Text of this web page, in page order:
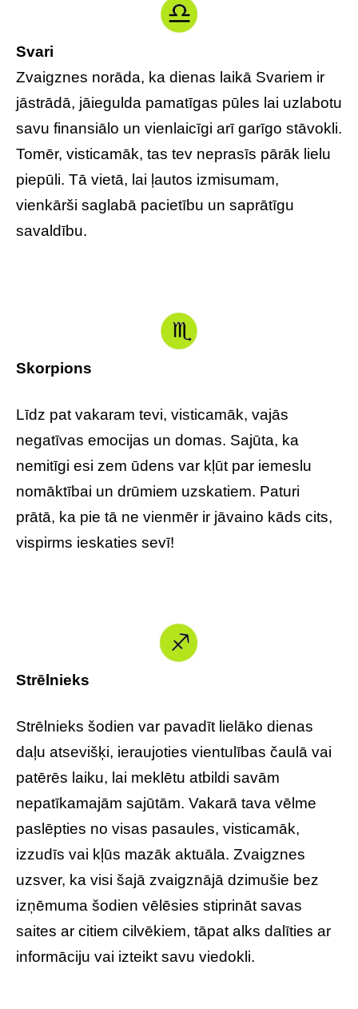
Svari
Zvaigznes norāda, ka dienas laikā Svariem ir
jāstrādā, jāiegulda pamatīgas pūles lai uzlabotu
savu finansiālo un vienlaicīgi arī garīgo stāvokli.
Tomēr, visticamāk, tas tev neprasīs pārāk lielu
piepūli. Tā vietā, lai ļautos izmisumam,
vienkārši saglabā pacietību un saprātīgu
savaldību.
Skorpions
Līdz pat vakaram tevi, visticamāk, vajās
negatīvas emocijas un domas. Sajūta, ka
nemitīgi esi zem ūdens var kļūt par iemeslu
nomāktībai un drūmiem uzskatiem. Paturi
prātā, ka pie tā ne vienmēr ir jāvaino kāds cits,
vispirms ieskaties sevī!
Strēlnieks
Strēlnieks šodien var pavadīt lielāko dienas
daļu atsevišķi, ieraujoties vientulības čaulā vai
patērēs laiku, lai meklētu atbildi savām
nepatīkamajām sajūtām. Vakarā tava vēlme
paslēpties no visas pasaules, visticamāk,
izzudīs vai kļūs mazāk aktuāla. Zvaigznes
uzsver, ka visi šajā zvaigznājā dzimušie bez
izņēmuma šodien vēlēsies stiprināt savas
saites ar citiem cilvēkiem, tāpat alks dalīties ar
informāciju vai izteikt savu viedokli.